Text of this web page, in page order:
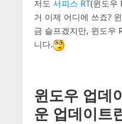
저도 서피스 RT(윈도우
거 이제 어디에 쓰죠?
금 슬프겠지만, 윈도우
니다.
윈도우 업데
운 업데이트